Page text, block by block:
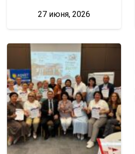
27 июня, 2026